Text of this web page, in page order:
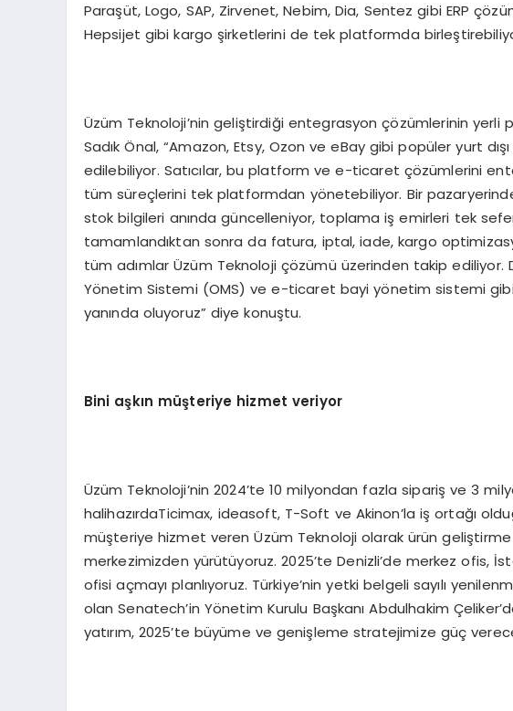
Paraşüt, Logo, SAP, Zirvenet, Nebim, Dia, Sentez gibi ERP
Hepsijet gibi kargo şirketlerini de tek platformda
Üzüm Teknoloji’nin geliştirdiği entegrasyon çözümlerinin yerli
Sadık Önal, “Amazon, Etsy, Ozon ve eBay gibi popüler yurt
edilebiliyor. Satıcılar, bu platform ve e-ticaret çözümlerini
tüm süreçlerini tek platformdan yönetebiliyor. Bir
stok bilgileri anında güncelleniyor, toplama iş emirleri tek
tamamlandıktan sonra da fatura, iptal, iade, kargo
tüm adımlar Üzüm Teknoloji çözümü üzerinden takip ediliyor.
Yönetim Sistemi (OMS) ve e-ticaret bayi yönetim sistemi
yanında oluyoruz” diye konuştu.
Bini aşkın müşteriye hizmet veriyor
Üzüm Teknoloji’nin 2024’te 10 milyondan fazla sipariş ve 3
halihazırdaTicimax, ideasoft, T-Soft ve Akinon’la iş ortağı
müşteriye hizmet veren Üzüm Teknoloji olarak ürün
merkezimizden yürütüyoruz. 2025’te Denizli’de merkez ofis,
ofisi açmayı planlıyoruz. Türkiye’nin yetki belgeli sayılı
olan Senatech’in Yönetim Kurulu Başkanı Abdulhakim
yatırım, 2025’te büyüme ve genişleme stratejimize güç